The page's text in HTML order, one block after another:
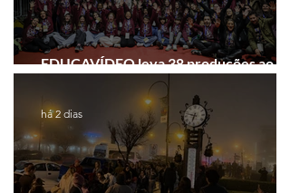
EDUCAVÍDEO leva 38 produções ao
Festival de Cinema de Gramado
há 2 dias